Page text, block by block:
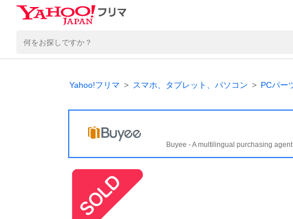
Yahoo!フリマ スマホ、タブレット、パソコン PCパー
Buyee - A multilingual purchasing